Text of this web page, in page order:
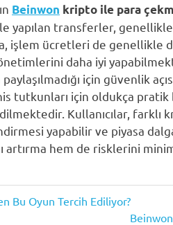
Beinwon kripto ile para
yapılan transferler,
işlem ücretleri de genellikle
daha iyi
için güvenlik
tutkunları için oldukça
Kullanıcılar, farklı
yapabilir ve piyasa
artırma hem de risklerini
Bu Oyun Tercih Ediliyor?
Next